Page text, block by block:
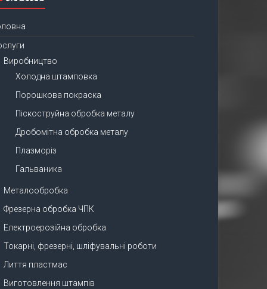
Виробництво
Холодна штамповка
Порошкова покраска
Піскоструйна обробка металу
Дробомітна обробка металу
Плазморіз
Гальваника
Металообробка
Фрезерна обробка ЧПК
Електроерозійна обробка
Токарні, фрезерні, шліфувальні роботи
Лиття пластмас
Виготовлення штампів